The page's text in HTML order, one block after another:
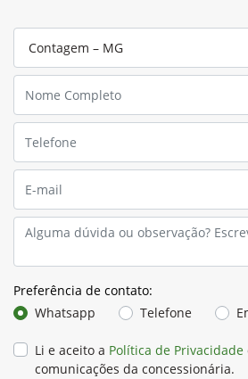
Preferência de contato:
Whatsapp
Telefone
Li e aceito a Política de Privacidade
comunicações da concessionária.